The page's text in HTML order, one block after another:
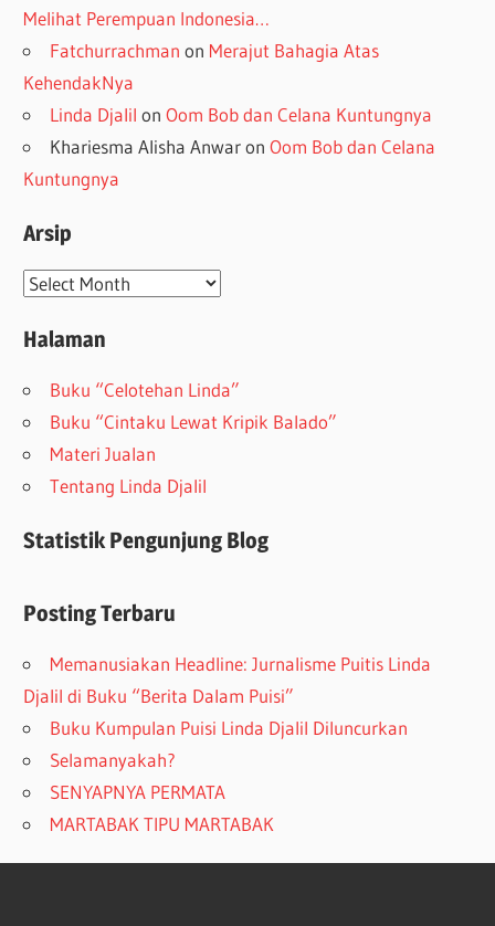
Melihat Perempuan Indonesia…
Fatchurrachman on Merajut Bahagia Atas
KehendakNya
Linda Djalil onOom Bob dan Celana Kuntungnya
Khariesma Alisha AnwaronOom Bob dan Celana
Kuntungnya
Arsip
Arsip
Halaman
Buku “Celotehan Linda”
Buku “Cintaku Lewat Kripik Balado”
Materi Jualan
Tentang Linda Djalil
Statistik Pengunjung Blog
Posting Terbaru
Memanusiakan Headline: Jurnalisme Puitis Linda
Djalil di Buku “Berita Dalam Puisi”
Buku Kumpulan Puisi Linda Djalil Diluncurkan
Selamanyakah?
SENYAPNYA PERMATA
MARTABAK TIPU MARTABAK